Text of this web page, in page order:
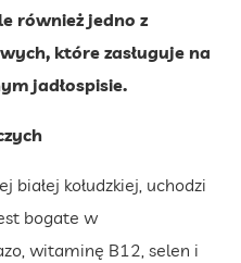
również jedno z
które zasługuje na
jadłospisie.
białej kołudzkiej, uchodzi
bogate w
witaminę B12, selen i